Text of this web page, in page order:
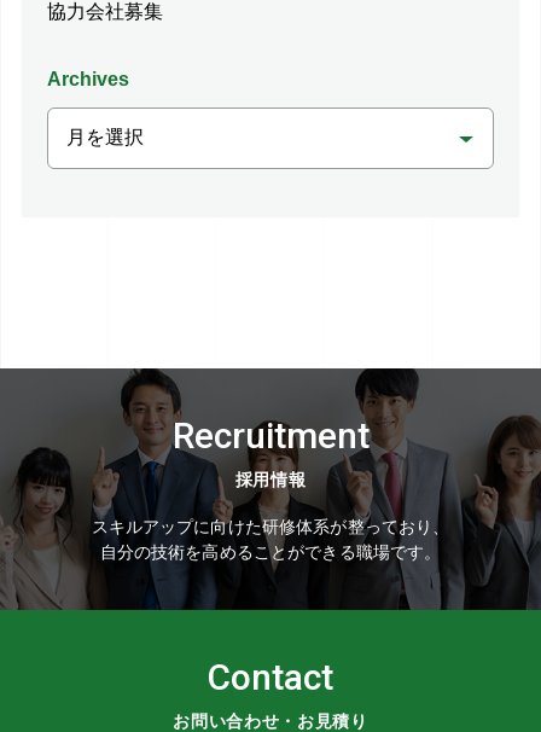
協力会社募集
Archives
Recruitment
採用情報
スキルアップに向けた研修体系が整っており、
自分の技術を高めることができる職場です。
Contact
お問い合わせ・お見積り